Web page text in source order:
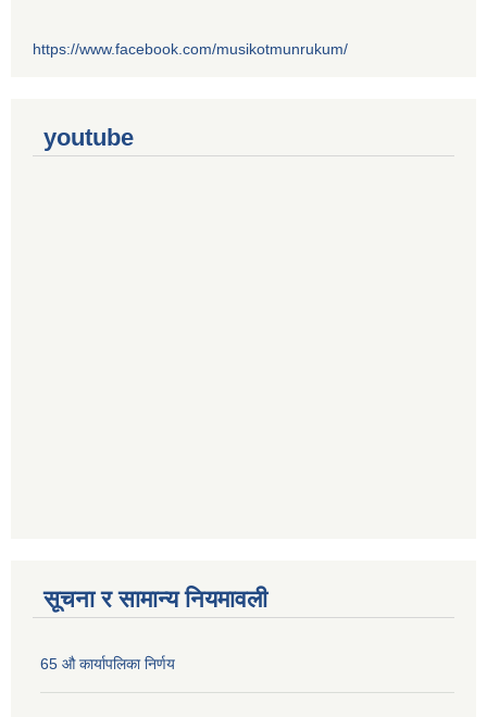
https://www.facebook.com/musikotmunrukum/
youtube
सूचना र सामान्य नियमावली
65 औ कार्यापलिका निर्णय